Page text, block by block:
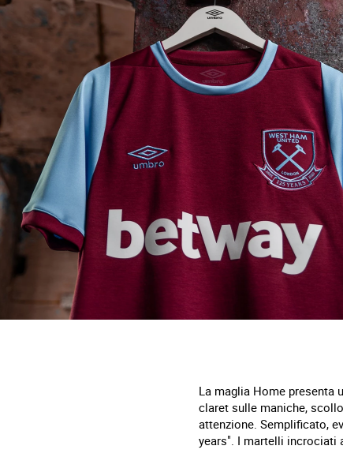
La maglia Home presenta
claret sulle maniche,
attenzione. Semplificato,
years". I martelli incrociati